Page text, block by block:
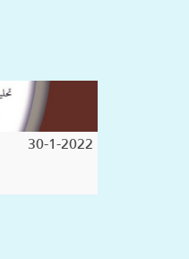
30-1-2022